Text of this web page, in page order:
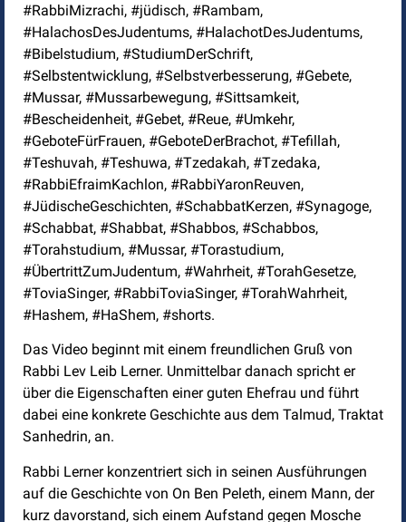
#RabbiMizrachi, #jüdisch, #Rambam,
#HalachosDesJudentums, #HalachotDesJudentums,
#Bibelstudium, #StudiumDerSchrift,
#Selbstentwicklung, #Selbstverbesserung, #Gebete,
#Mussar, #Mussarbewegung, #Sittsamkeit,
#Bescheidenheit, #Gebet, #Reue, #Umkehr,
#GeboteFürFrauen, #GeboteDerBrachot, #Tefillah,
#Teshuvah, #Teshuwa, #Tzedakah, #Tzedaka,
#RabbiEfraimKachlon, #RabbiYaronReuven,
#JüdischeGeschichten, #SchabbatKerzen, #Synagoge,
#Schabbat, #Shabbat, #Shabbos, #Schabbos,
#Torahstudium, #Mussar, #Torastudium,
#ÜbertrittZumJudentum, #Wahrheit, #TorahGesetze,
#ToviaSinger, #RabbiToviaSinger, #TorahWahrheit,
#Hashem, #HaShem, #shorts.
Das Video beginnt mit einem freundlichen Gruß von
Rabbi Lev Leib Lerner. Unmittelbar danach spricht er
über die Eigenschaften einer guten Ehefrau und führt
dabei eine konkrete Geschichte aus dem Talmud, Traktat
Sanhedrin, an.
Rabbi Lerner konzentriert sich in seinen Ausführungen
auf die Geschichte von On Ben Peleth, einem Mann, der
kurz davorstand, sich einem Aufstand gegen Mosche